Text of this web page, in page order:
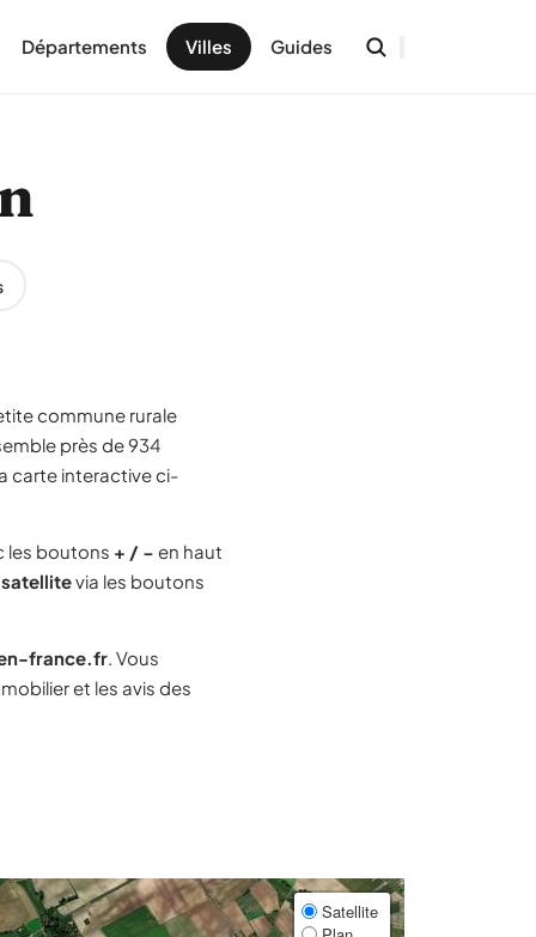
Départements Villes Guides
commune rurale
près de 934
carte interactive ci-
les boutons + / − en haut
via les boutons
france.fr. Vous
et les avis des
Satellite